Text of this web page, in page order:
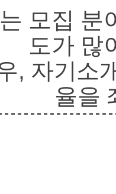
모집 분
도가 많
, 자기소
율을